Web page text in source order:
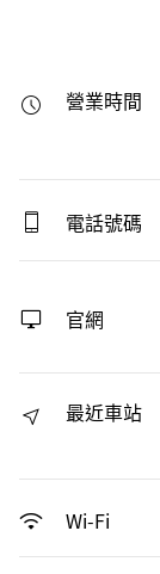
營業時間
電話號碼
官網
最近車站
Wi-Fi